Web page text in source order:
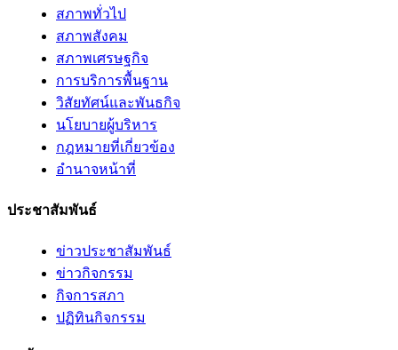
สภาพทั่วไป
สภาพสังคม
สภาพเศรษฐกิจ
การบริการพื้นฐาน
วิสัยทัศน์และพันธกิจ
นโยบายผู้บริหาร
กฎหมายที่เกี่ยวข้อง
อํานาจหน้าที่
ประชาสัมพันธ์
ข่าวประชาสัมพันธ์
ข่าวกิจกรรม
กิจการสภา
ปฏิทินกิจกรรม